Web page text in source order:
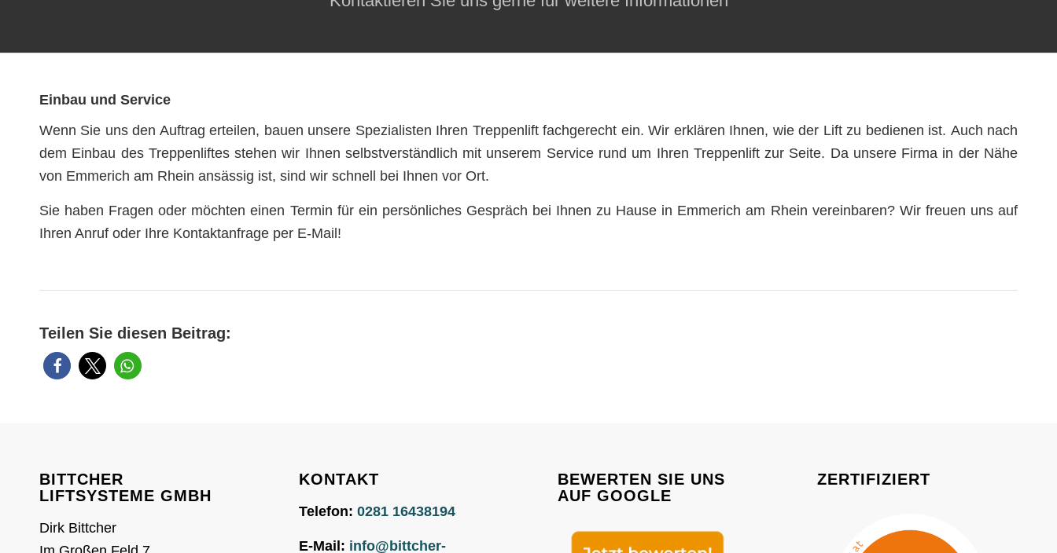
Einbau und Service
Wenn Sie uns den Auftrag erteilen, bauen unsere Spezialisten Ihren Treppenlift fachgerecht ein. Wir erklären Ihnen, wie der Lift zu bedienen ist. Auch nach
dem Einbau des Treppenliftes stehen wir Ihnen selbstverständlich mit unserem Service rund um Ihren Treppenlift zur Seite. Da unsere Firma in der Nähe
von Emmerich am Rhein ansässig ist, sind wir schnell bei Ihnen vor Ort.
Sie haben Fragen oder möchten einen Termin für ein persönliches Gespräch bei Ihnen zu Hause in Emmerich am Rhein vereinbaren? Wir freuen uns auf
Ihren Anruf oder Ihre Kontaktanfrage per E-Mail!
Teilen Sie diesen Beitrag:
BITTCHER
LIFTSYSTEME GMBH
Dirk Bittcher
KONTAKT
Telefon: 0281 16438194
E-Mail: info@bittcher-
BEWERTEN SIE UNS
AUF GOOGLE
ZERTIFIZIERT